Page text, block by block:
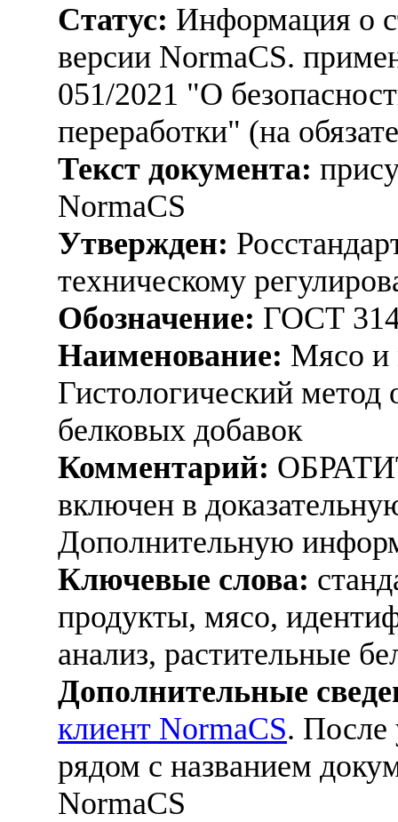
Статус: Информация о
версии NormaCS.
051/2021 "О
переработки" (на
Текст документа:
NormaCS
Утвержден:
техническому
Обозначение: ГОСТ
Наименование: Мясо и
Гистологический метод
белковых добавок
Комментарий:
включен в
Дополнительную
Ключевые слова:
продукты, мясо,
анализ, растительные
Дополнительные
клиент NormaCS. После
рядом с названием
NormaCS